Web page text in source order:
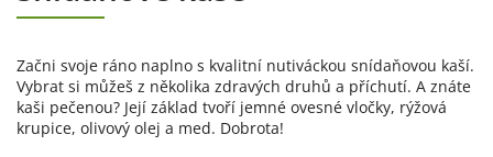
Začni svoje ráno naplno s kvalitní nutiváckou snídaňovou kaší.
Vybrat si můžeš z několika zdravých druhů a příchutí. A znáte
kaši pečenou? Její základ tvoří jemné ovesné vločky, rýžová
krupice, olivový olej a med. Dobrota!